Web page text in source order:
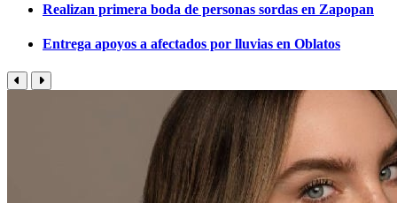
Realizan primera boda de personas sordas en Zapopan
Entrega apoyos a afectados por lluvias en Oblatos